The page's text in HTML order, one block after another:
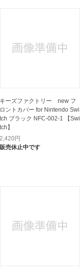
キーズファクトリー new フ
ロントカバー for Nintendo Swi
tch ブラック NFC-002-1 【Swi
tch】
2,420円
販売休止中です